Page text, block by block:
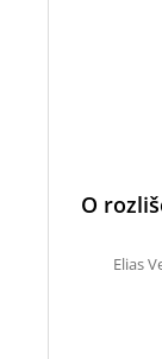
O
Elias